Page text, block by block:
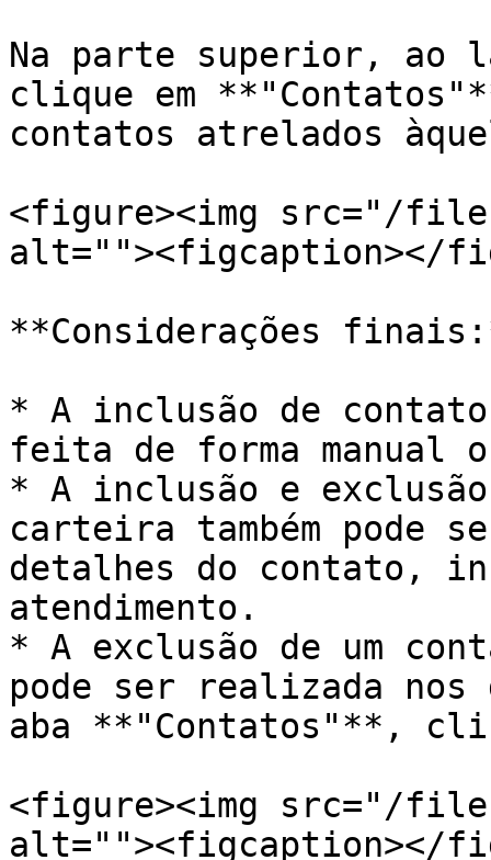
Na parte superior, ao
clique em
contatos atrelados
<figure><img src="/files/
alt=""><figcaption></
**Considerações
* A inclusão de
feita de forma manual
* A inclusão e exclusão
carteira também pode
detalhes do contato,
atendimento.
* A exclusão de um
pode ser realizada
aba **"Contatos"**,
<figure><img src="/files/